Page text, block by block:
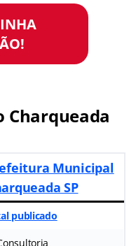
Charqueada
Municipal
SP
publicado